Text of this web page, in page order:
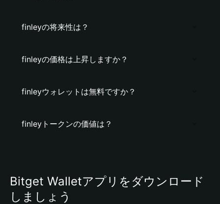
finleyの将来性は？
finleyの価格は上昇しますか？
finleyウォレットは無料ですか？
finleyトークンの価値は？
Bitget Walletアプリをダウンロード
しましょう